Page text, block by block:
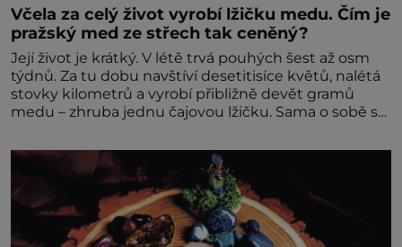
Včela za celý život vyrobí lžičku medu. Čím je
pražský med ze střech tak ceněný?
Její život je krátký. V létě trvá pouhých šest až osm
týdnů. Za tu dobu navštíví desetitisíce květů, nalétá
stovky kilometrů a vyrobí přibližně devět gramů
medu – zhruba jednu čajovou lžičku. Sama o sobě se
dalšími desítkami tisíc příslušnic svého včelstva,
vznikne jeden z nejdokonalejších organismů